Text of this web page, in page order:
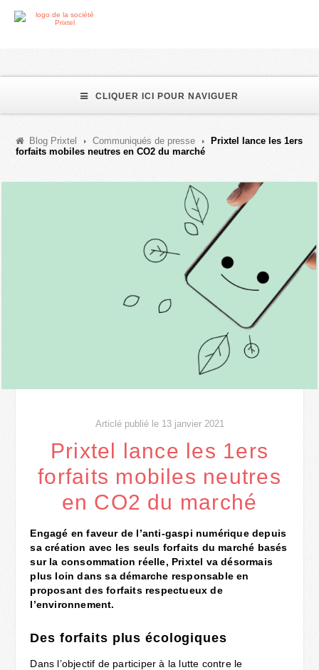
CLIQUER ICI POUR NAVIGUER
Blog Prixtel Communiqués de presse
Prixtel lance les 1ers
forfaits mobiles neutres en CO​2​ du marché​
Articlé publié le 13 janvier 2021
Prixtel lance les 1ers
forfaits mobiles neutres
en CO​2​ du marché​
Engagé en faveur de l’anti-gaspi numérique depuis
sa création avec les seuls forfaits du marché basés
sur la consommation réelle, Prixtel va désormais
plus loin dans sa démarche responsable en
proposant des forfaits respectueux de
l’environnement.
Des forfaits plus écologiques
Dans l’objectif de participer à la lutte contre le